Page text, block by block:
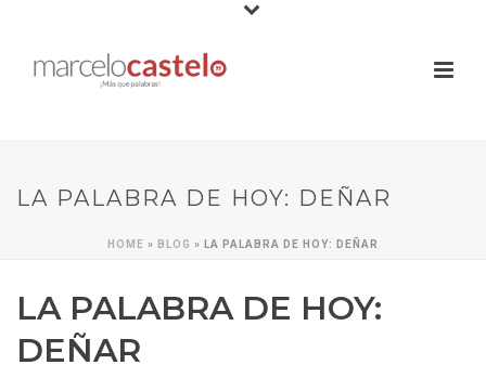
LA PALABRA DE HOY: DEÑAR
HOME » BLOG » LA PALABRA DE HOY: DEÑAR
LA PALABRA DE HOY:
DEÑAR